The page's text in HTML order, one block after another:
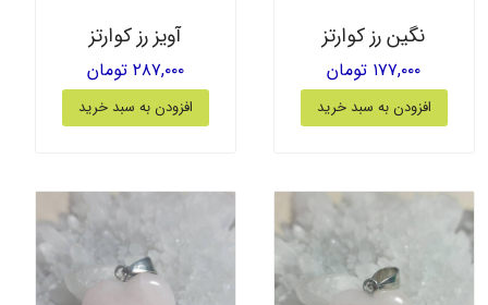
نگین رز کوارتز
۱۷۷,۰۰۰ تومان
افزودن به سبد خرید
آویز رز کوارتز
۲۸۷,۰۰۰ تومان
افزودن به سبد خرید